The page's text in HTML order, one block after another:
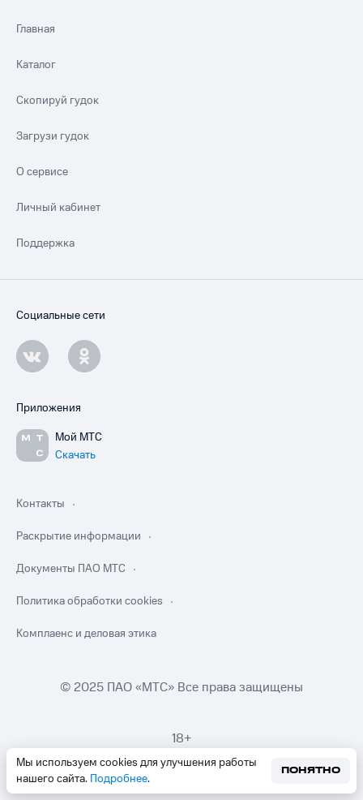
Мы используем cookies для улучшения работы
нашего сайта. Подробнее.
ПОНЯТНО
Главная
Каталог
Скопируй гудок
Загрузи гудок
О сервисе
Личный кабинет
Поддержка
Социальные сети
Приложения
Мой МТС
Скачать
Контакты
Раскрытие информации
Документы ПАО МТС
Политика обработки cookies
Комплаенс и деловая этика
© 2025 ПАО «МТС» Все права защищены
18+